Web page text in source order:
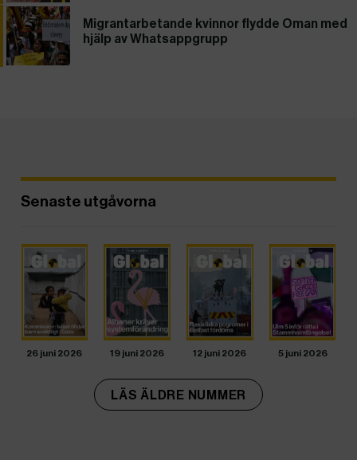
Migrantarbetande kvinnor flydde Oman med
hjälp av Whatsappgrupp
Senaste utgåvorna
26 juni 2026 19 juni 2026 12 juni 2026 5 juni 2026
LÄS ÄLDRE NUMMER